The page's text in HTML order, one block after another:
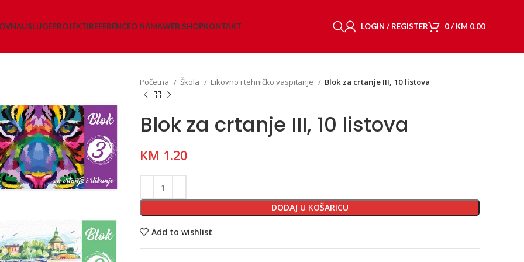
USLUGEPROJEKTIREFERENCEO NAMAWEB SHOPKONTAKT LOGIN / REGISTER 0/ KM 0.00
Početna Škola Likovno i tehničko vaspitanje Blok za crtanje III, 10 listova
Blok za crtanje III, 10 listova
KM 1.20
DODAJ U KOŠARICU
Add to wishlist